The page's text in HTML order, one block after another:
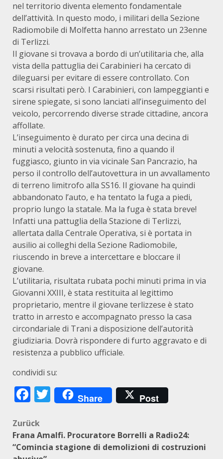
nel territorio diventa elemento fondamentale
dell’attività. In questo modo, i militari della Sezione
Radiomobile di Molfetta hanno arrestato un 23enne
di Terlizzi.
Il giovane si trovava a bordo di un’utilitaria che, alla
vista della pattuglia dei Carabinieri ha cercato di
dileguarsi per evitare di essere controllato. Con
scarsi risultati però. I Carabinieri, con lampeggianti e
sirene spiegate, si sono lanciati all’inseguimento del
veicolo, percorrendo diverse strade cittadine, ancora
affollate.
L’inseguimento è durato per circa una decina di
minuti a velocità sostenuta, fino a quando il
fuggiasco, giunto in via vicinale San Pancrazio, ha
perso il controllo dell’autovettura in un avvallamento
di terreno limitrofo alla SS16. Il giovane ha quindi
abbandonato l’auto, e ha tentato la fuga a piedi,
proprio lungo la statale. Ma la fuga è stata breve!
Infatti una pattuglia della Stazione di Terlizzi,
allertata dalla Centrale Operativa, si è portata in
ausilio ai colleghi della Sezione Radiomobile,
riuscendo in breve a intercettare e bloccare il
giovane.
L’utilitaria, risultata rubata pochi minuti prima in via
Giovanni XXIII, è stata restituita al legittimo
proprietario, mentre il giovane terlizzese è stato
tratto in arresto e accompagnato presso la casa
circondariale di Trani a disposizione dell’autorità
giudiziaria. Dovrà rispondere di furto aggravato e di
resistenza a pubblico ufficiale.
condividi su:
Facebook
Twitter
Share Post
Beitragsnavigation
Zurück
Frana Amalfi. Procuratore Borrelli a Radio24:
“Comincia stagione di demolizioni di costruzioni